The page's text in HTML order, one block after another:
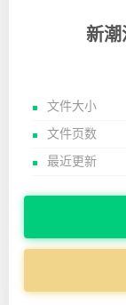
新潮
文件大小
文件页数
最近更新